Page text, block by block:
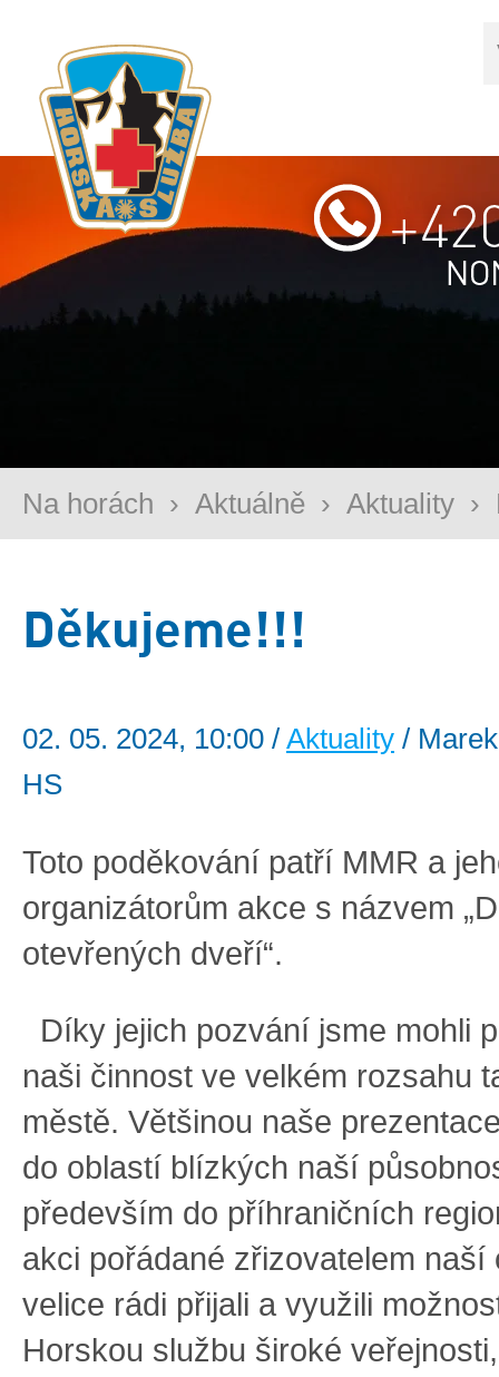
Na horách › Aktuálně › Aktuality ›
Děkujeme!!!
02. 05. 2024, 10:00 / Aktuality /
HS
Toto poděkování patří MMR a
organizátorům akce s názvem
otevřených dveří“.
Díky jejich pozvání jsme mohli
naši činnost ve velkém rozsahu
městě. Většinou naše
do oblastí blízkých naší
především do příhraničních
akci pořádané zřizovatelem naší
velice rádi přijali a využili
Horskou službu široké